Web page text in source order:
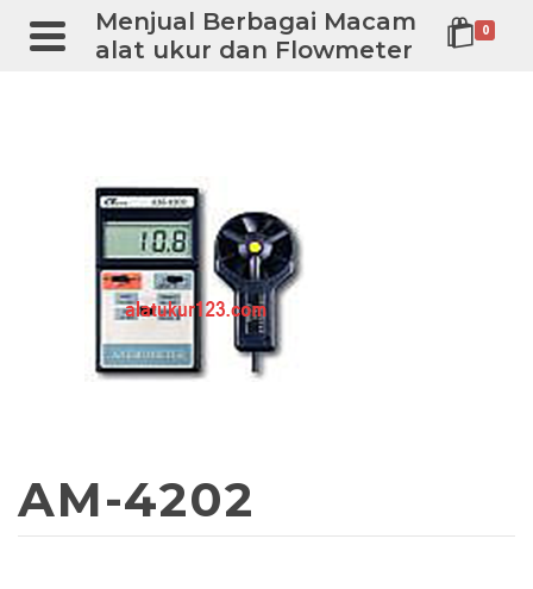
Menjual Berbagai Macam
alat ukur dan Flowmeter
0
AM-4202